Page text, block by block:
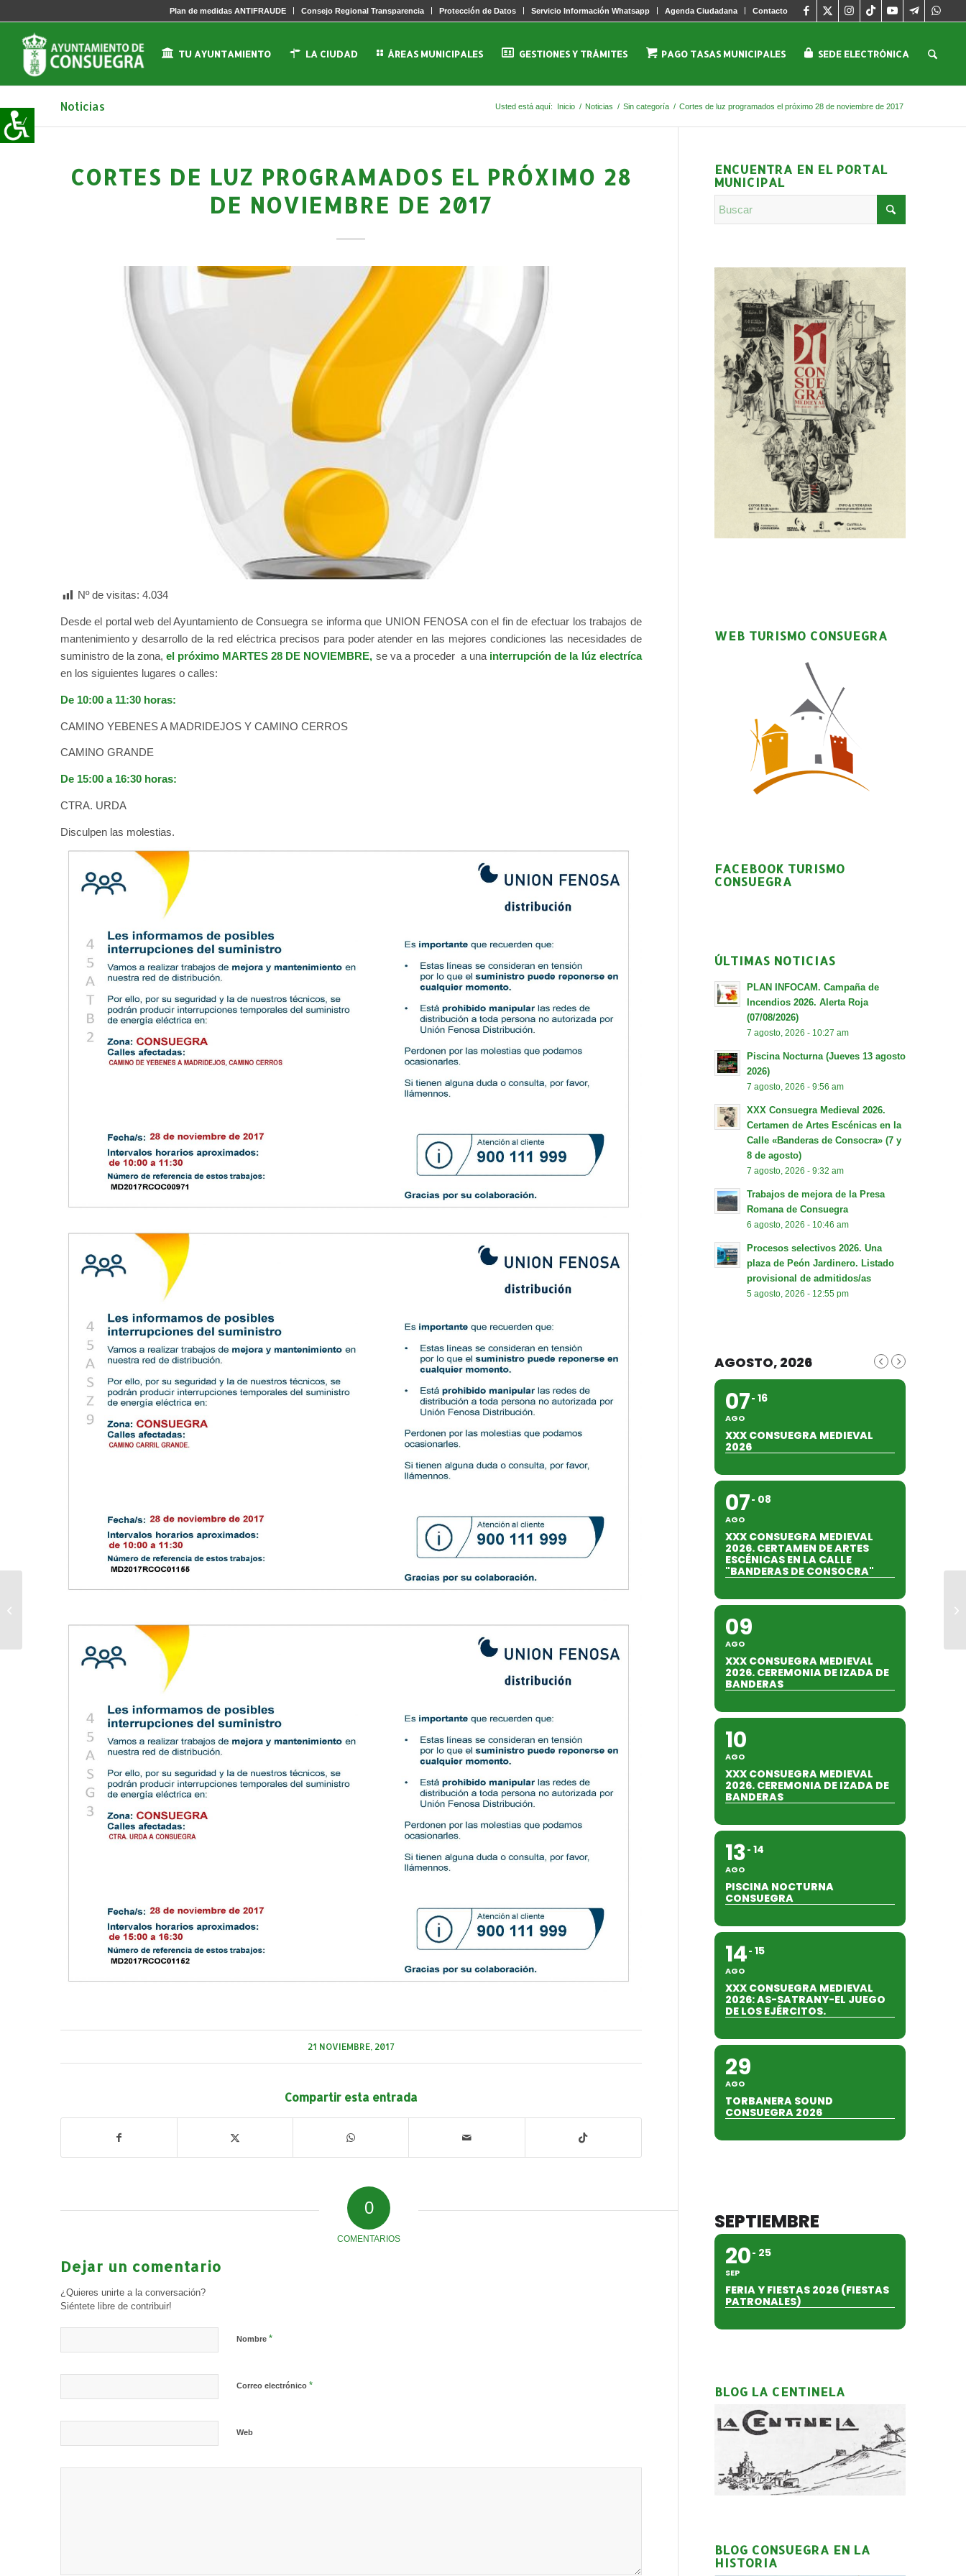
Plan de medidas ANTIFRAUDE Consejo Regional Transparencia Protección de Datos Servicio Información Whatsapp Agenda Ciudadana Contacto
TU AYUNTAMIENTO LA CIUDAD ÁREAS MUNICIPALES GESTIONES Y TRÁMITES PAGO TASAS MUNICIPALES SEDE ELECTRÓNICA
Noticias Usted está aquí: Inicio / Noticias / Sin categoría / Cortes de luz programados el próximo 28 de noviembre de 2017
CORTES DE LUZ PROGRAMADOS EL PRÓXIMO 28
DE NOVIEMBRE DE 2017
Nº de visitas: 4.034
Desde el portal web del Ayuntamiento de Consuegra se informa que UNION FENOSA con el fin de efectuar los trabajos de
mantenimiento y desarrollo de la red eléctrica precisos para poder atender en las mejores condiciones las necesidades de
suministro de la zona, el próximo MARTES 28 DE NOVIEMBRE, se va a proceder a una interrupción de la lúz electríca
en los siguientes lugares o calles:
De 10:00 a 11:30 horas:
CAMINO YEBENES A MADRIDEJOS Y CAMINO CERROS
CAMINO GRANDE
De 15:00 a 16:30 horas:
CTRA. URDA
Disculpen las molestias.
21 NOVIEMBRE, 2017
Compartir esta entrada
0
COMENTARIOS
Dejar un comentario
¿Quieres unirte a la conversación?
Siéntete libre de contribuir!
Nombre *
Correo electrónico *
Web
ENCUENTRA EN EL PORTAL
MUNICIPAL
WEB TURISMO CONSUEGRA
FACEBOOK TURISMO
CONSUEGRA
ÚLTIMAS NOTICIAS
PLAN INFOCAM. Campaña de
Incendios 2026. Alerta Roja
(07/08/2026)
7 agosto, 2026 - 10:27 am
Piscina Nocturna (Jueves 13 agosto
2026)
7 agosto, 2026 - 9:56 am
XXX Consuegra Medieval 2026.
Certamen de Artes Escénicas en la
Calle «Banderas de Consocra» (7 y
8 de agosto)
7 agosto, 2026 - 9:32 am
Trabajos de mejora de la Presa
Romana de Consuegra
6 agosto, 2026 - 10:46 am
Procesos selectivos 2026. Una
plaza de Peón Jardinero. Listado
provisional de admitidos/as
5 agosto, 2026 - 12:55 pm
AGOSTO, 2026
07
AGO
16
XXX CONSUEGRA MEDIEVAL
2026
07
AGO
08
XXX CONSUEGRA MEDIEVAL
2026. CERTAMEN DE ARTES
ESCÉNICAS EN LA CALLE
"BANDERAS DE CONSOCRA"
09
AGO
XXX CONSUEGRA MEDIEVAL
2026. CEREMONIA DE IZADA DE
BANDERAS
10
AGO
XXX CONSUEGRA MEDIEVAL
2026. CEREMONIA DE IZADA DE
BANDERAS
13
AGO
14
PISCINA NOCTURNA
CONSUEGRA
14
AGO
15
XXX CONSUEGRA MEDIEVAL
2026: AS-SATRANY-EL JUEGO
DE LOS EJÉRCITOS.
29
AGO
TORBANERA SOUND
CONSUEGRA 2026
SEPTIEMBRE
20
SEP
25
FERIA Y FIESTAS 2026 (FIESTAS
PATRONALES)
BLOG LA CENTINELA
BLOG CONSUEGRA EN LA
HISTORIA